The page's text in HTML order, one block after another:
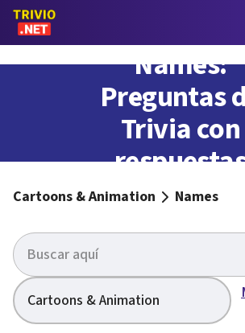
Names:
Preguntas
Trivia con
Cartoons & Animation Names
Cartoons & Animation